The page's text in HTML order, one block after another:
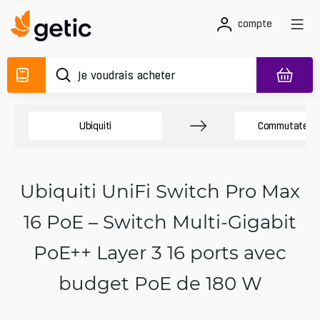
compte
Ubiquiti
Ubiquiti UniFi Switch Pro Max
16 PoE – Switch Multi-Gigabit
PoE++ Layer 3 16 ports avec
budget PoE de 180 W